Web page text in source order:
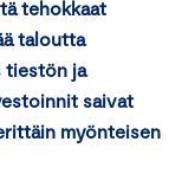
tehokkaat
taloutta
tiestön ja
saivat
myönteisen